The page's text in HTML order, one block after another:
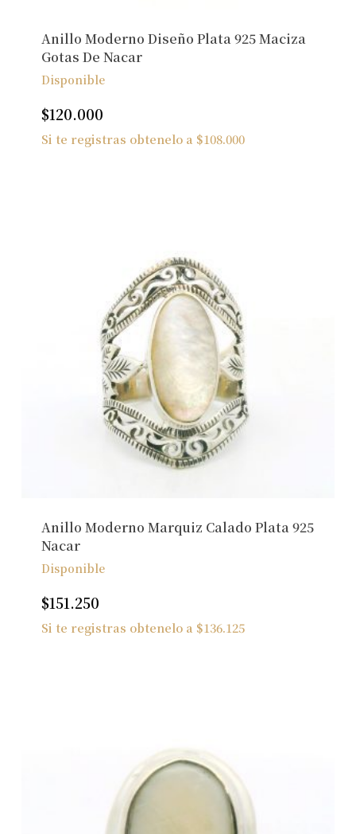
Anillo Moderno Diseño Plata 925 Maciza
Gotas De Nacar
Disponible
$120.000
Si te registras obtenelo a $108.000
Anillo Moderno Marquiz Calado Plata 925
Nacar
Disponible
$151.250
Si te registras obtenelo a $136.125